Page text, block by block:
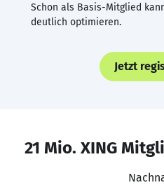
Schon als Basis-Mitglied
deutlich optimieren.
Jetzt
21 Mio. XING